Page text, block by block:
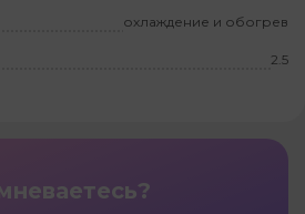
охлаждение и обогрев
2.5